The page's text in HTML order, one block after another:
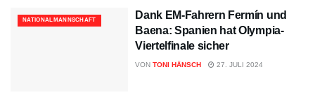
NATIONALMANNSCHAFT
Dank EM-Fahrern Fermín und
Baena: Spanien hat Olympia-
Viertelfinale sicher
VON TONI HÄNSCH 27. JULI 2024